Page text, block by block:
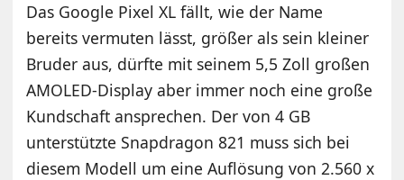
Das Google Pixel XL fällt, wie der Name
bereits vermuten lässt, größer als sein kleiner
Bruder aus, dürfte mit seinem 5,5 Zoll großen
AMOLED-Display aber immer noch eine große
Kundschaft ansprechen. Der von 4 GB
unterstützte Snapdragon 821 muss sich bei
diesem Modell um eine Auflösung von 2.560 x